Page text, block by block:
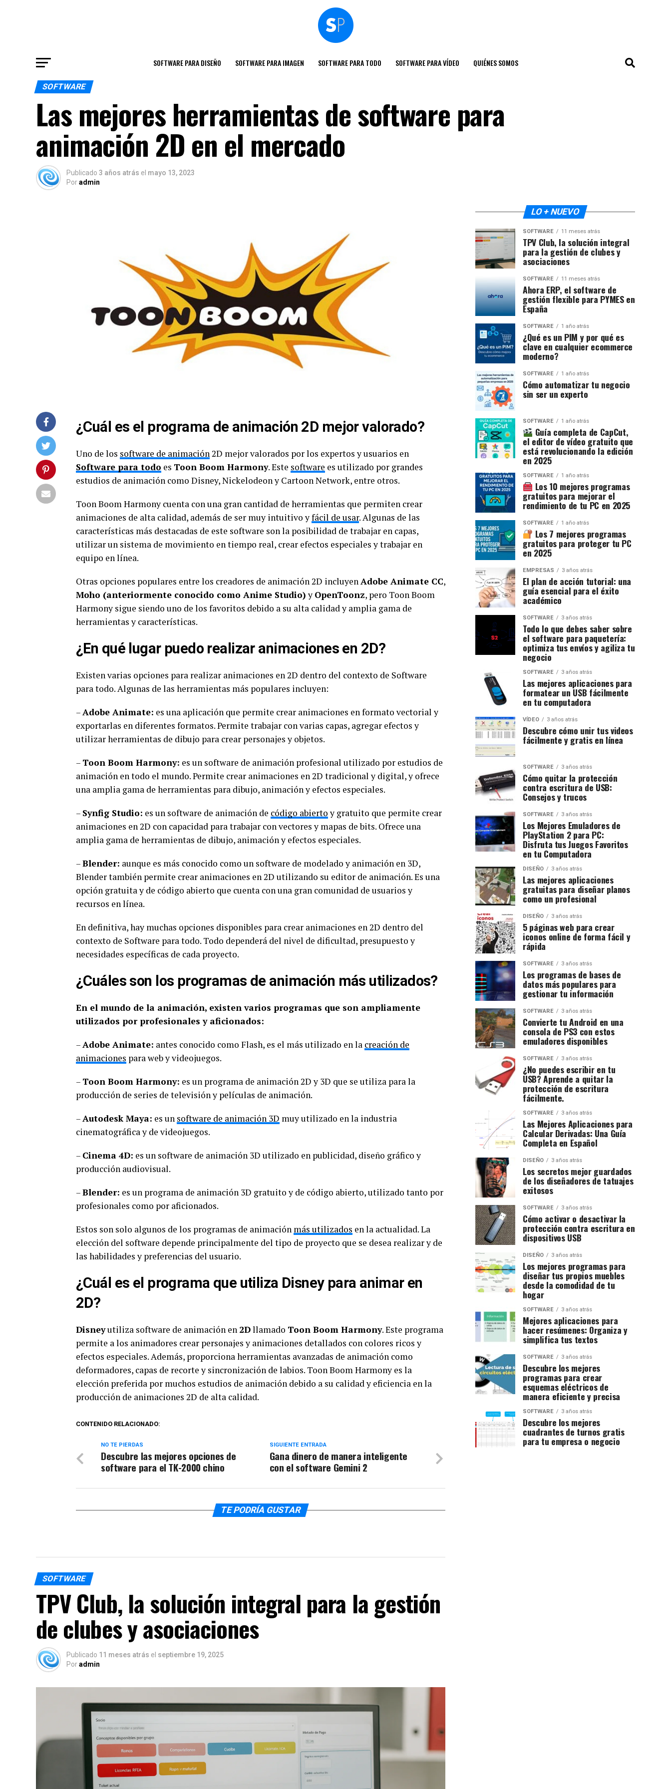
SOFTWARE PARA DISEÑO SOFTWARE PARA IMAGEN SOFTWARE PARA TODO SOFTWARE PARA VÍDEO QUIÉNES SOMOS
SOFTWARE
Las mejores herramientas de software para
animación 2D en el mercado
Publicado 3 años atrás el mayo 13, 2023
Poradmin
¿Cuál es el programa de animación 2D mejor valorado?
Uno de los software de animación2D mejor valorados por los expertos y usuarios en
Software para todo es Toon Boom Harmony. Este software es utilizado por grandes
estudios de animación como Disney, Nickelodeon y Cartoon Network, entre otros.
Toon Boom Harmony cuenta con una gran cantidad de herramientas que permiten crear
animaciones de alta calidad, además de ser muy intuitivo yfácil de usar. Algunas de las
características más destacadas de este software son la posibilidad de trabajar en capas,
utilizar un sistema de movimiento en tiempo real, crear efectos especiales y trabajar en
equipo en línea.
Otras opciones populares entre los creadores de animación 2D incluyenAdobe Animate CC,
Moho (anteriormente conocido como Anime Studio)y OpenToonz, pero Toon Boom
Harmony sigue siendo uno de los favoritos debido a su alta calidad y amplia gama de
herramientas y características.
¿En qué lugar puedo realizar animaciones en 2D?
Existen varias opciones para realizar animaciones en 2D dentro del contexto de Software
para todo. Algunas de las herramientas más populares incluyen:
–Adobe Animate: es una aplicación que permite crear animaciones en formato vectorial y
exportarlas en diferentes formatos. Permite trabajar con varias capas, agregar efectos y
utilizar herramientas de dibujo para crear personajes y objetos.
– Toon Boom Harmony: es un software de animación profesional utilizado por estudios de
animación en todo el mundo. Permite crear animaciones en 2D tradicional y digital, y ofrece
una amplia gama de herramientas para dibujo, animación y efectos especiales.
– Synfig Studio: es un software de animación de código abiertoy gratuito que permite crear
animaciones en 2D con capacidad para trabajar con vectores y mapas de bits. Ofrece una
amplia gama de herramientas de dibujo, animación y efectos especiales.
–Blender: aunque es más conocido como un software de modelado y animación en 3D,
Blender también permite crear animaciones en 2D utilizando su editor de animación. Es una
opción gratuita y de código abierto que cuenta con una gran comunidad de usuarios y
recursos en línea.
En definitiva, hay muchas opciones disponibles para crear animaciones en 2D dentro del
contexto de Software para todo. Todo dependerá del nivel de dificultad, presupuesto y
necesidades específicas de cada proyecto.
¿Cuáles son los programas de animación más utilizados?
En el mundo de la animación, existen varios programas que son ampliamente
utilizados por profesionales y aficionados:
–Adobe Animate: antes conocido como Flash, es el más utilizado en la creación de
animaciones para web y videojuegos.
– Toon Boom Harmony: es un programa de animación 2D y 3D que se utiliza para la
producción de series de televisión y películas de animación.
–Autodesk Maya: es un software de animación 3D muy utilizado en la industria
cinematográfica y de videojuegos.
– Cinema 4D: es un software de animación 3D utilizado en publicidad, diseño gráfico y
producción audiovisual.
–Blender: es un programa de animación 3D gratuito y de código abierto, utilizado tanto por
profesionales como por aficionados.
Estos son solo algunos de los programas de animación más utilizados en la actualidad. La
elección del software depende principalmente del tipo de proyecto que se desea realizar y de
las habilidades y preferencias del usuario.
¿Cuál es el programa que utiliza Disney para animar en
2D?
Disneyutiliza software de animación en 2Dllamado Toon Boom Harmony. Este programa
permite a los animadores crear personajes y animaciones detallados con colores ricos y
efectos especiales. Además, proporciona herramientas avanzadas de animación como
deformadores, capas de recorte y sincronización de labios. Toon Boom Harmony es la
elección preferida por muchos estudios de animación debido a su calidad y eficiencia en la
producción de animaciones 2D de alta calidad.
CONTENIDO RELACIONADO:
SIGUIENTE ENTRADA
Gana dinero de manera inteligente
con el software Gemini 2
NO TE PIERDAS
Descubre las mejores opciones de
software para el TK-2000 chino
TE PODRÍA GUSTAR
SOFTWARE
TPV Club, la solución integral para la gestión
de clubes y asociaciones
Publicado 11 meses atrás el septiembre 19, 2025
Poradmin
LO + NUEVO
SOFTWARE 11 meses atrás
TPV Club, la solución integral
para la gestión de clubes y
asociaciones
SOFTWARE 11 meses atrás
Ahora ERP, el software de
gestión flexible para PYMES en
España
SOFTWARE 1 año atrás
¿Qué es un PIM y por qué es
clave en cualquier ecommerce
moderno?
SOFTWARE 1 año atrás
Cómo automatizar tu negocio
sin ser un experto
SOFTWARE 1 año atrás
Guía completa de CapCut,
el editor de vídeo gratuito que
está revolucionando la edición
en 2025
SOFTWARE 1 año atrás
Los 10 mejores programas
gratuitos para mejorar el
rendimiento de tu PC en 2025
SOFTWARE 1 año atrás
Los 7 mejores programas
gratuitos para proteger tu PC
en 2025
EMPRESAS 3 años atrás
El plan de acción tutorial: una
guía esencial para el éxito
académico
SOFTWARE 3 años atrás
Todo lo que debes saber sobre
el software para paquetería:
optimiza tus envíos y agiliza tu
negocio
SOFTWARE 3 años atrás
Las mejores aplicaciones para
formatear un USB fácilmente
en tu computadora
VÍDEO 3 años atrás
Descubre cómo unir tus videos
fácilmente y gratis en línea
SOFTWARE 3 años atrás
Cómo quitar la protección
contra escritura de USB:
Consejos y trucos
SOFTWARE 3 años atrás
Los Mejores Emuladores de
PlayStation 2 para PC:
Disfruta tus Juegos Favoritos
en tu Computadora
DISEÑO 3 años atrás
Las mejores aplicaciones
gratuitas para diseñar planos
como un profesional
DISEÑO 3 años atrás
5 páginas web para crear
iconos online de forma fácil y
rápida
SOFTWARE 3 años atrás
Los programas de bases de
datos más populares para
gestionar tu información
SOFTWARE 3 años atrás
Convierte tu Android en una
consola de PS3 con estos
emuladores disponibles
SOFTWARE 3 años atrás
¿No puedes escribir en tu
USB? Aprende a quitar la
protección de escritura
fácilmente.
SOFTWARE 3 años atrás
Las Mejores Aplicaciones para
Calcular Derivadas: Una Guía
Completa en Español
DISEÑO 3 años atrás
Los secretos mejor guardados
de los diseñadores de tatuajes
exitosos
SOFTWARE 3 años atrás
Cómo activar o desactivar la
protección contra escritura en
dispositivos USB
DISEÑO 3 años atrás
Los mejores programas para
diseñar tus propios muebles
desde la comodidad de tu
hogar
SOFTWARE 3 años atrás
Mejores aplicaciones para
hacer resúmenes: Organiza y
simplifica tus textos
SOFTWARE 3 años atrás
Descubre los mejores
programas para crear
esquemas eléctricos de
manera eficiente y precisa
SOFTWARE 3 años atrás
Descubre los mejores
cuadrantes de turnos gratis
para tu empresa o negocio